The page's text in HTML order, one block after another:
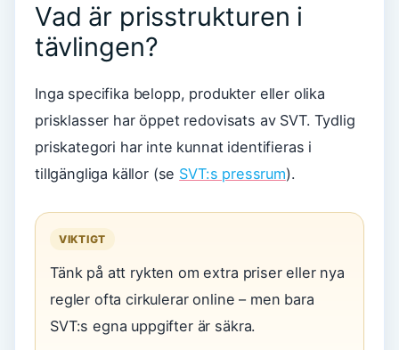
Vad är prisstrukturen i
tävlingen?
Inga specifika belopp, produkter eller olika
prisklasser har öppet redovisats av SVT. Tydlig
priskategori har inte kunnat identifieras i
tillgängliga källor (se SVT:s pressrum).
VIKTIGT
Tänk på att rykten om extra priser eller nya
regler ofta cirkulerar online – men bara
SVT:s egna uppgifter är säkra.